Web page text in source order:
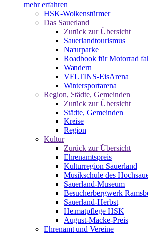
mehr erfahren
HSK-Wolkenstürmer
Das Sauerland
Zurück zur Übersicht
Sauerlandtourismus
Naturparke
Roadbook für Motorrad
Wandern
VELTINS-EisArena
Wintersportarena
Region, Städte, Gemeinden
Zurück zur Übersicht
Städte, Gemeinden
Kreise
Region
Kultur
Zurück zur Übersicht
Ehrenamtspreis
Kulturregion Sauerland
Musikschule des
Sauerland-Museum
Besucherbergwerk
Sauerland-Herbst
Heimatpflege HSK
August-Macke-Preis
Ehrenamt und Vereine